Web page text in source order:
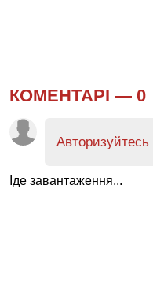
КОМЕНТАРІ — 0
Авторизуйтесь
Іде завантаження...